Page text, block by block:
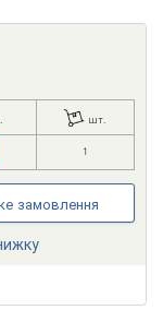
шт.
1
замовлення